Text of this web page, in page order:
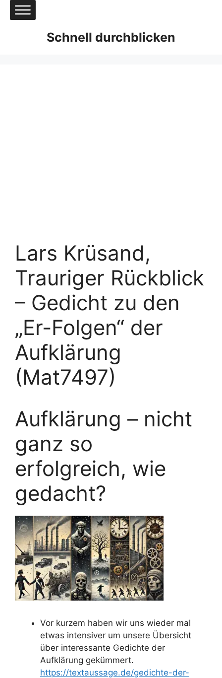
Zum
Inhalt
Schnell durchblicken
Lars Krüsand,
Trauriger Rückblick
– Gedicht zu den
„Er-Folgen“ der
Aufklärung
(Mat7497)
Aufklärung – nicht
ganz so
erfolgreich, wie
gedacht?
Vor kurzem haben wir uns wieder mal
etwas intensiver um unsere Übersicht
über interessante Gedichte der
Aufklärung gekümmert.
https://textaussage.de/gedichte-der-